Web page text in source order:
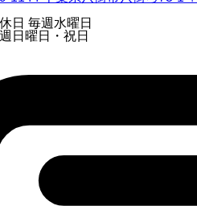
日 毎週水曜日
日曜日・祝日